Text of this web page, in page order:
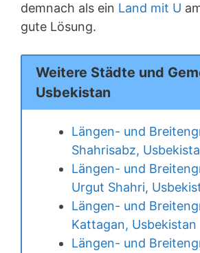
demnach als ein Land mit U
gute Lösung.
Weitere Städte und
Usbekistan
Längen- und
Shahrisabz,
Längen- und
Urgut Shahri,
Längen- und
Kattagan, Usbekistan
Längen- und